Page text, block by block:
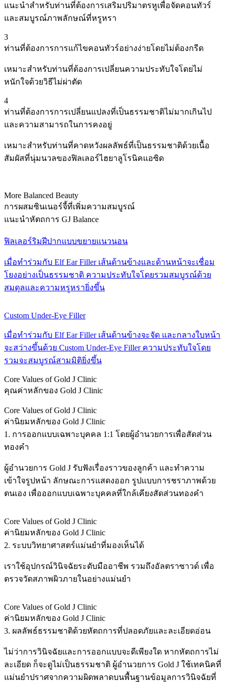
แนะนำสำหรับท่านที่ต้องการเสริมปริมาตรหูเพื่อจัดคอนทัวร์
และสมบูรณ์ภาพลักษณ์ที่หรูหรา
3
ท่านที่ต้องการการแก้ไขคอนทัวร์อย่างง่ายโดยไม่ต้องกรีด
เหมาะสำหรับท่านที่ต้องการเปลี่ยนความประทับใจโดยไม่
หนักใจด้วยวิธีไม่ผ่าตัด
4
ท่านที่ต้องการการเปลี่ยนแปลงที่เป็นธรรมชาติไม่มากเกินไป
และความสามารถในการคงอยู่
เหมาะสำหรับท่านที่คาดหวังผลลัพธ์ที่เป็นธรรมชาติด้วยเนื้อ
สัมผัสที่นุ่มนวลของฟิลเลอร์ไฮยาลูโรนิคแอซิด
More Balanced Beauty
การผสมซินเนอร์จี้ที่เพิ่มความสมบูรณ์
แนะนำหัตถการ GJ Balance
ฟิลเลอร์ริมฝีปากแบบขยายแนวนอน
เมื่อทำร่วมกับ Elf Ear Filler เส้นด้านข้างและด้านหน้าจะเชื่อม
โยงอย่างเป็นธรรมชาติ ความประทับใจโดยรวมสมบูรณ์ด้วย
สมดุลและความหรูหรายิ่งขึ้น
Custom Under-Eye Filler
เมื่อทำร่วมกับ Elf Ear Filler เส้นด้านข้างจะจัด และกลางใบหน้า
จะสว่างขึ้นด้วย Custom Under-Eye Filler ความประทับใจโดย
รวมจะสมบูรณ์สามมิติยิ่งขึ้น
Core Values of Gold J Clinic
คุณค่าหลักของ Gold J Clinic
Core Values of Gold J Clinic
ค่านิยมหลักของ Gold J Clinic
1. การออกแบบเฉพาะบุคคล 1:1 โดยผู้อำนวยการเพื่อสัดส่วน
ทองคำ
ผู้อำนวยการ Gold J รับฟังเรื่องราวของลูกค้า และทำความ
เข้าใจรูปหน้า ลักษณะการแสดงออก รูปแบบการชราภาพด้วย
ตนเอง เพื่อออกแบบเฉพาะบุคคลที่ใกล้เคียงสัดส่วนทองคำ
Core Values of Gold J Clinic
ค่านิยมหลักของ Gold J Clinic
2. ระบบวิทยาศาสตร์แม่นยำที่มองเห็นได้
เราใช้อุปกรณ์วินิจฉัยระดับมืออาชีพ รวมถึงอัลตราซาวด์ เพื่อ
ตรวจวัดสภาพผิวภายในอย่างแม่นยำ
Core Values of Gold J Clinic
ค่านิยมหลักของ Gold J Clinic
3. ผลลัพธ์ธรรมชาติด้วยหัตถการที่ปลอดภัยและละเอียดอ่อน
ไม่ว่าการวินิจฉัยและการออกแบบจะดีเพียงใด หากหัตถการไม่
ละเอียด ก็จะดูไม่เป็นธรรมชาติ ผู้อำนวยการ Gold J ใช้เทคนิคที่
แม่นยำปราศจากความผิดพลาดบนพื้นฐานข้อมูลการวินิจฉัยที่